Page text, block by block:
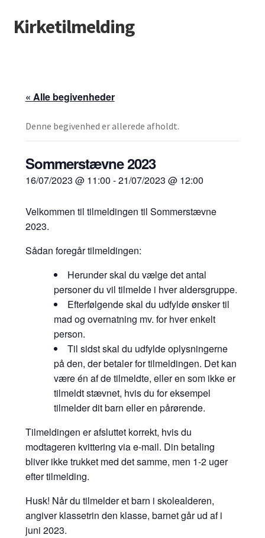
Spring
til
Spring
til
Kirketilmelding
« Alle begivenheder
Denne begivenhed er allerede afholdt.
Sommerstævne 2023
16/07/2023 @ 11:00 -21/07/2023 @ 12:00
Velkommen til tilmeldingen til Sommerstævne
2023.
Sådan foregår tilmeldingen:
Herunder skal du vælge det antal
personer du vil tilmelde i hver aldersgruppe.
Efterfølgende skal du udfylde ønsker til
mad og overnatning mv. for hver enkelt
person.
Til sidst skal du udfylde oplysningerne
på den, der betaler for tilmeldingen. Det kan
være én af de tilmeldte, eller en som ikke er
tilmeldt stævnet, hvis du for eksempel
tilmelder dit barn eller en pårørende.
Tilmeldingen er afsluttet korrekt, hvis du
modtageren kvittering via e-mail. Din betaling
bliver ikke trukket med det samme, men 1-2 uger
efter tilmelding.
Husk! Når du tilmelder et barn i skolealderen,
angiver klassetrin den klasse, barnet går ud af i
juni 2023.